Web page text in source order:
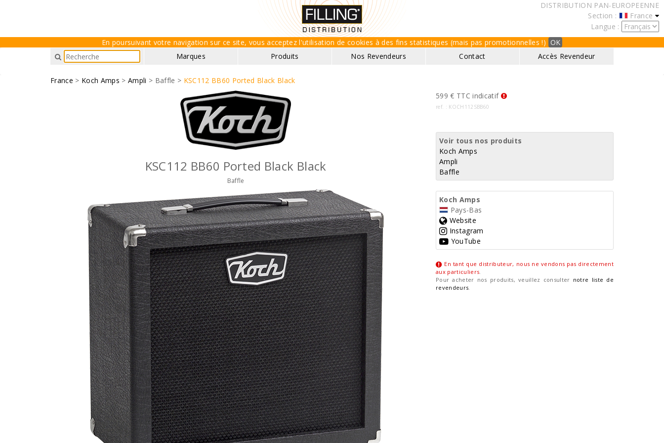
DISTRIBUTION PAN-EUROPEENNE
Section :
France
Langue :
En poursuivant votre navigation sur ce site, vous acceptez l'utilisation de cookies à des fins statistiques (mais pas promotionnelles !) OK
Marques
Produits Nos Revendeurs Contact Accès Revendeur
France > Koch Amps > Ampli > Baffle > KSC112 BB60 Ported Black Black
KSC112 BB60 Ported Black Black
Baffle
599 € TTC indicatif
ref. : KOCH112SBB60
Voir tous nos produits
Koch Amps
Ampli
Baffle
Koch Amps
Pays-Bas
Website
Instagram
YouTube
En tant que distributeur, nous ne vendons pas directement
aux particuliers.
Pour acheter nos produits, veuillez consulter notre liste de
revendeurs.